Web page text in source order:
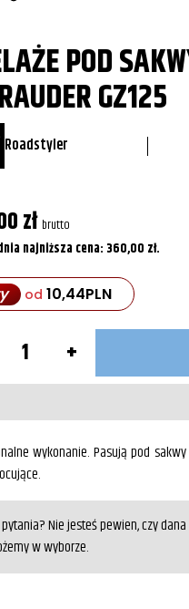
POD
GZ125
Roadstyler
zł brutto
najniższa cena: 360,00 zł.
od 10,44PLN
Stelaże
sakwy
Marauder
GZ125 wykonanie. Pasują pod
Nie jesteś pewien, czy
w wyborze.